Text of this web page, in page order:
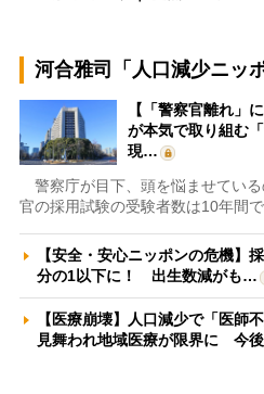
河合雅司「人口減少ニッ
【「警察官離れ」
が本気で取り組む
現…
警察庁が目下、頭を悩ませてい
官の採用試験の受験者数は10年間
【安全・安心ニッポンの危機】
分の1以下に！ 出生数減がも…
【医療崩壊】人口減少で「医師
見舞われ地域医療が限界に 今